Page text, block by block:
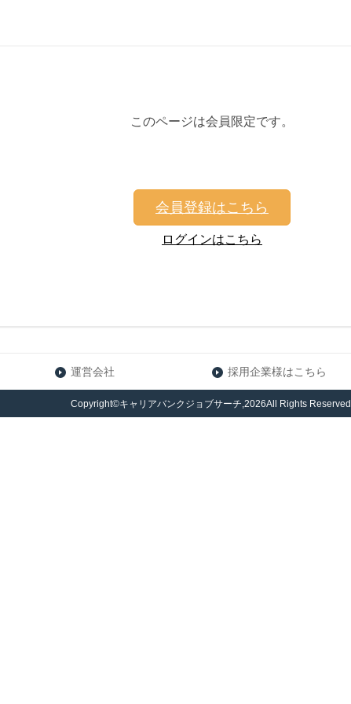
このページは会員限定です。
会員登録はこちら
ログインはこちら
運営会社 採用企業様はこちら
Copyright©キャリアバンクジョブサーチ,2026All Rights Reserved.